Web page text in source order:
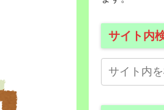
サイト内